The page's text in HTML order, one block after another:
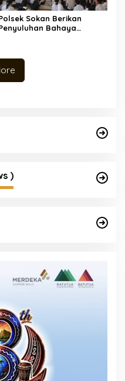
Sokan Berikan
Bahaya
)